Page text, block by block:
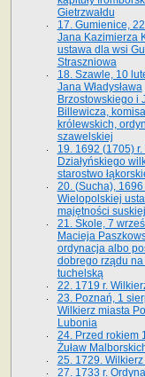
Gietrzwałdu
17. Gumienice,
Jana Kazimierza
ustawa dla wsi
Straszniowa
18. Szawle, 10
Jana Władysława
Brzostowskiego i
Billewicza,
królewskich,
szawelskiej
19. 1692 (1705) r.
Działyńskiego
starostwo
20. (Sucha), 1696
Wielopolskiej
majętności suskiej
21. Skole, 7
Macieja
ordynacja albo
dobrego rządu na
tuchelską
22. 1719 r.
23. Poznań, 1
Wilkierz miasta
Lubonia
24. Przed rokiem
Żuław
25. 1729.
27. 1733 r.